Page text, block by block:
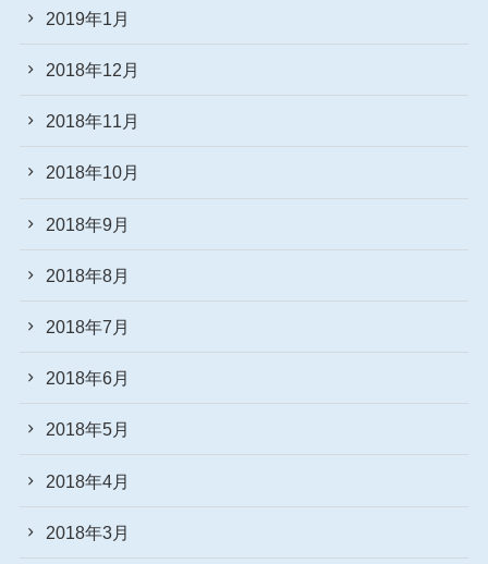
2019年1月
2018年12月
2018年11月
2018年10月
2018年9月
2018年8月
2018年7月
2018年6月
2018年5月
2018年4月
2018年3月